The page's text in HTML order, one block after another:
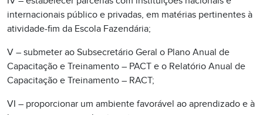
internacionais público e privadas, em matérias pertinentes à
atividade-fim da Escola Fazendária;
V – submeter ao Subsecretário Geral o Plano Anual de
Capacitação e Treinamento – PACT e o Relatório Anual de
Capacitação e Treinamento – RACT;
VI – proporcionar um ambiente favorável ao aprendizado e à